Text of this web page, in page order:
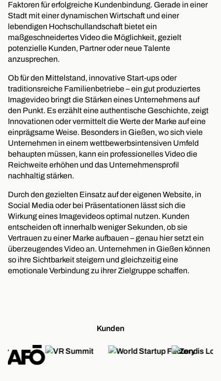
Faktoren für erfolgreiche Kundenbindung. Gerade in einer
Stadt mit einer dynamischen Wirtschaft und einer
lebendigen Hochschullandschaft bietet ein
maßgeschneidertes Video die Möglichkeit, gezielt
potenzielle Kunden, Partner oder neue Talente
anzusprechen.
Ob für den Mittelstand, innovative Start-ups oder
traditionsreiche Familienbetriebe – ein gut produziertes
Imagevideo bringt die Stärken eines Unternehmens auf
den Punkt. Es erzählt eine authentische Geschichte, zeigt
Innovationen oder vermittelt die Werte der Marke auf eine
einprägsame Weise. Besonders in Gießen, wo sich viele
Unternehmen in einem wettbewerbsintensiven Umfeld
behaupten müssen, kann ein professionelles Video die
Reichweite erhöhen und das Unternehmensprofil
nachhaltig stärken.
Durch den gezielten Einsatz auf der eigenen Website, in
Social Media oder bei Präsentationen lässt sich die
Wirkung eines Imagevideos optimal nutzen. Kunden
entscheiden oft innerhalb weniger Sekunden, ob sie
Vertrauen zu einer Marke aufbauen – genau hier setzt ein
überzeugendes Video an. Unternehmen in Gießen können
so ihre Sichtbarkeit steigern und gleichzeitig eine
emotionale Verbindung zu ihrer Zielgruppe schaffen.
Kunden